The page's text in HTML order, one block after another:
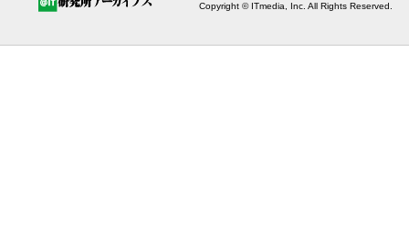
Copyright © ITmedia, Inc. All Rights Reserved.